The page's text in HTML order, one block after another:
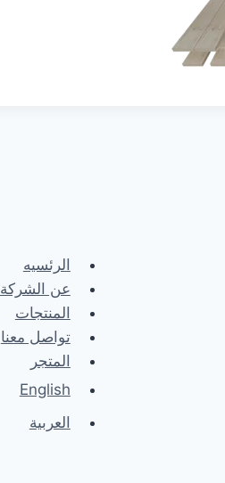
الرئسيه
عن الشركة
المنتجات
تواصل معنا
المتجر
English
العربية